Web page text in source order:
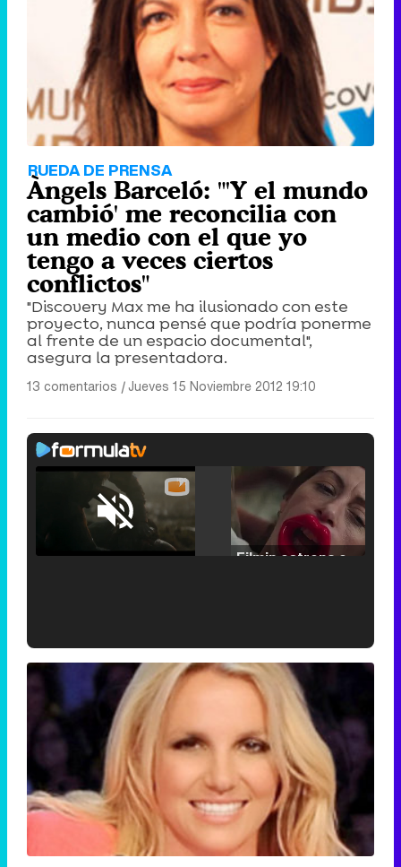
RUEDA DE PRENSA
Àngels Barceló: "'Y el mundo
cambió' me reconcilia con
un medio con el que yo
tengo a veces ciertos
conflictos"
"Discovery Max me ha ilusionado con este
proyecto, nunca pensé que podría ponerme
al frente de un espacio documental",
asegura la presentadora.
13 comentarios |Jueves 15 Noviembre 2012 19:10
Unmute /
Loaded:
25.30%
'120 Minutos' celebra sus 2.000 programas en Telemadrid con un vídeo del día a día en la redacción
Tráiler de '33 días', la nueva serie de Atresplayer con Julián Villagrán y José Manuel Poga